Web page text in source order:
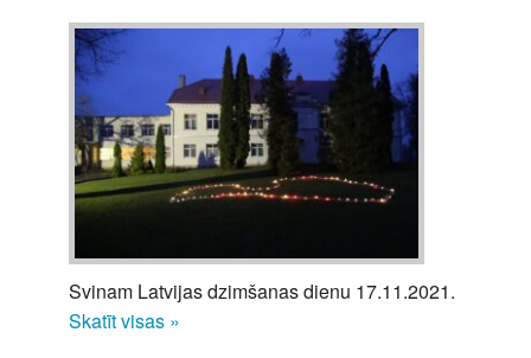
Svinam Latvijas dzimšanas dienu 17.11.2021.
Skatīt visas »